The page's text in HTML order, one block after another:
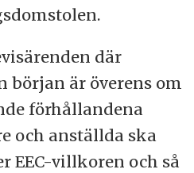
där
början är överens om
förhållandena
och anställda ska
EEC-villkoren och så